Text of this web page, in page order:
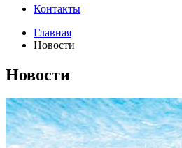
Контакты
Главная
Новости
Новости